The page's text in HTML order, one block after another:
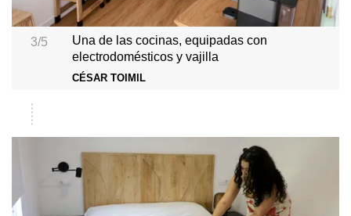
3/5
Una de las cocinas, equipadas con
electrodomésticos y vajilla
CÉSAR TOIMIL